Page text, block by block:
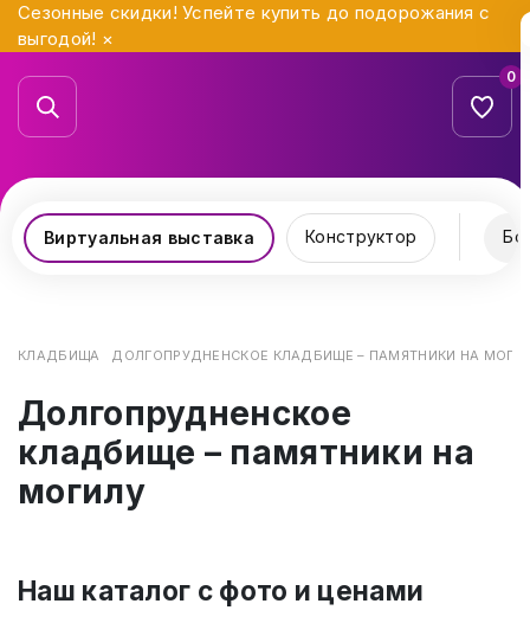
Сезонные скидки! Успейте купить до подорожания с
выгодой! ×
0
Виртуальная выставка Конструктор
КЛАДБИЩА ДОЛГОПРУДНЕНСКОЕ КЛАДБИЩЕ – ПАМЯТНИКИ НА
Долгопрудненское
кладбище – памятники на
могилу
Наш каталог c фото и ценами